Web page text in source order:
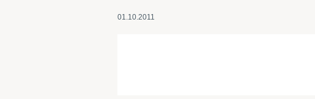
01.10.2011